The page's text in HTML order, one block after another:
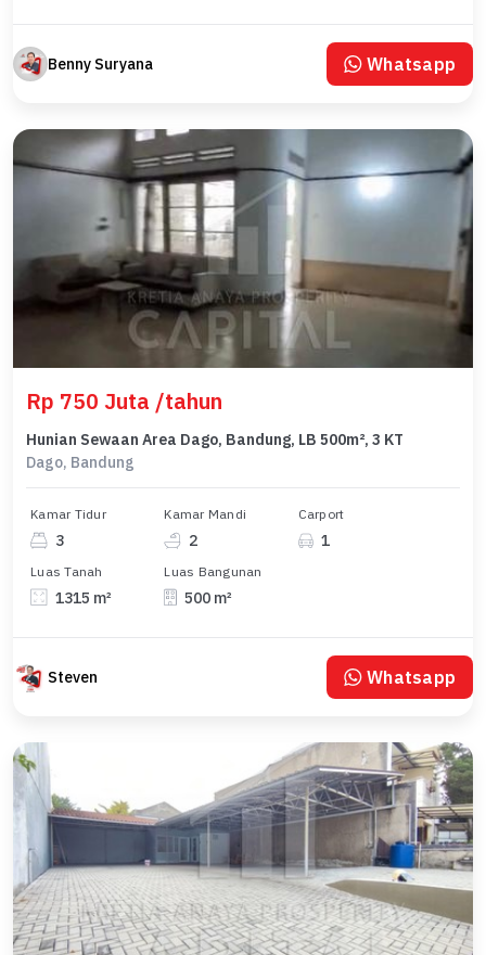
Benny Suryana Whatsapp
Rp 750 Juta /tahun
Hunian Sewaan Area Dago, Bandung, LB 500m², 3 KT
Dago, Bandung
Kamar Tidur
3
Kamar Mandi
2
Carport
1
Luas Tanah
1315 m²
Luas Bangunan
500 m²
Steven Whatsapp